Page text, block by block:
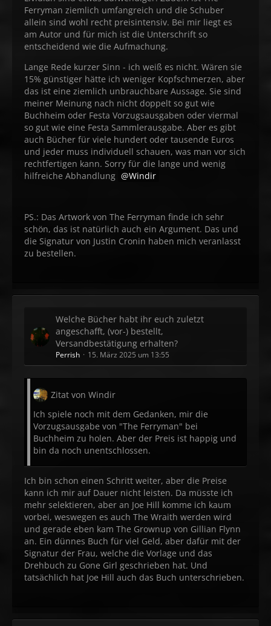
Ferryman ziemlich umfangreich und die Schuber
allein sind wohl recht preisintensiv. Bei mir liegt es
am Autor und für mich ist die Unterschrift so
entscheidend wie die Aufmachung.
Lange Rede kurzer Sinn - ich weiß es nicht. Wären sie
15% günstiger hätte ich weniger Kopfschmerzen, aber
das ist eine ziemlich unbrauchbare Aussage. Sie sind
meiner Meinung nach nicht doppelt so gut wie
Buchheim oder Festa Vorzugsausgaben oder viermal
so gut wie eine Festa Sammlerausgabe. Aber es gibt
auch Bücher für viele hundert oder tausende Euros
und jeder muss individuell schauen, was man vor sich
rechtfertigen kann. Sorry für die lange und wenig
hilfreiche Abhandlung
Windir
PS.: Das Artwork von The Ferryman finde ich sehr
schön, das ist natürlich auch ein Argument. Das und
die Signatur von Justin Cronin haben mich veranlasst
zu bestellen.
Welche Bücher habt ihr euch zuletzt
angeschafft, (vor-) bestellt,
Versandbestätigung erhalten?
Perrish 15. März 2025 um 13:55
Zitat von Windir
Ich spiele noch mit dem Gedanken, mir die
Vorzugsausgabe von "The Ferryman" bei
Buchheim zu holen. Aber der Preis ist happig und
bin da noch unentschlossen.
Ich bin schon einen Schritt weiter, aber die Preise
kann ich mir auf Dauer nicht leisten. Da müsste ich
mehr selektieren, aber an Joe Hill komme ich kaum
vorbei, weswegen es auch The Wraith werden wird
und gerade eben kam The Grownup von Gillian Flynn
an. Ein dünnes Buch für viel Geld, aber dafür mit der
Signatur der Frau, welche die Vorlage und das
Drehbuch zu Gone Girl geschrieben hat. Und
tatsächlich hat Joe Hill auch das Buch unterschrieben.